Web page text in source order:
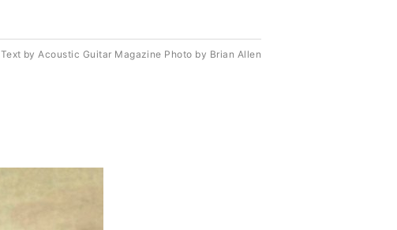
Text by Acoustic Guitar Magazine Photo by Brian Allen